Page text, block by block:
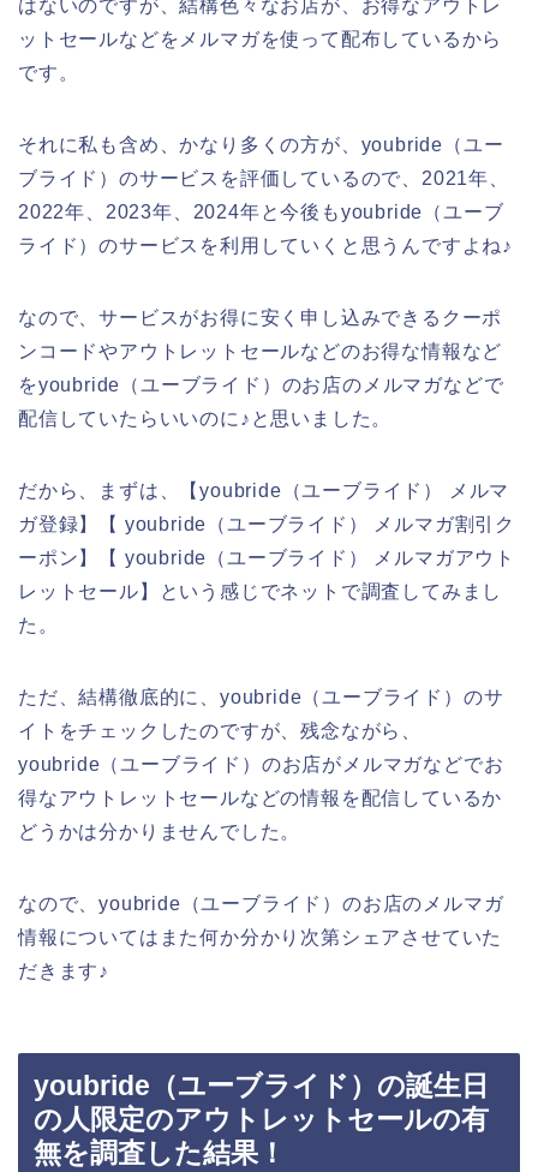
はないのですが、結構色々なお店が、お得なアウトレ
ットセールなどをメルマガを使って配布しているから
です。
それに私も含め、かなり多くの方が、youbride（ユー
ブライド）のサービスを評価しているので、2021年、
2022年、2023年、2024年と今後もyoubride（ユーブ
ライド）のサービスを利用していくと思うんですよね♪
なので、サービスがお得に安く申し込みできるクーポ
ンコードやアウトレットセールなどのお得な情報など
をyoubride（ユーブライド）のお店のメルマガなどで
配信していたらいいのに♪と思いました。
だから、まずは、【youbride（ユーブライド） メルマ
ガ登録】【 youbride（ユーブライド） メルマガ割引ク
ーポン】【 youbride（ユーブライド） メルマガアウト
レットセール】という感じでネットで調査してみまし
た。
ただ、結構徹底的に、youbride（ユーブライド）のサ
イトをチェックしたのですが、残念ながら、
youbride（ユーブライド）のお店がメルマガなどでお
得なアウトレットセールなどの情報を配信しているか
どうかは分かりませんでした。
なので、youbride（ユーブライド）のお店のメルマガ
情報についてはまた何か分かり次第シェアさせていた
だきます♪
youbride（ユーブライド）の誕生日
の人限定のアウトレットセールの有
無を調査した結果！